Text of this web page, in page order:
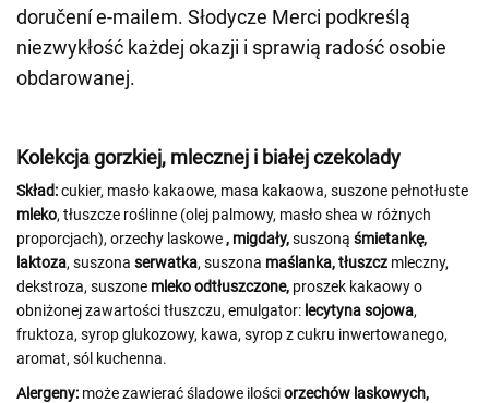
doručení e-mailem. Słodycze Merci podkreślą
niezwykłość każdej okazji i sprawią radość osobie
obdarowanej.
Kolekcja gorzkiej, mlecznej i białej czekolady
Skład:cukier, masło kakaowe, masa kakaowa, suszone pełnotłuste
mleko, tłuszcze roślinne (olej palmowy, masło shea w różnych
proporcjach), orzechy laskowe, migdały,suszoną śmietankę,
laktoza, suszona serwatka, suszona maślanka, tłuszcz mleczny,
dekstroza, suszone mleko odtłuszczone, proszek kakaowy o
obniżonej zawartości tłuszczu, emulgator: lecytyna sojowa,
fruktoza, syrop glukozowy, kawa, syrop z cukru inwertowanego,
aromat, sól kuchenna.
Alergeny: może zawierać śladowe ilościorzechów laskowych,